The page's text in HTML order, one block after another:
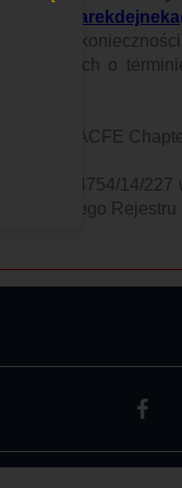
z
ich o
treści: "ACFE
24754/14/227
Krajowego